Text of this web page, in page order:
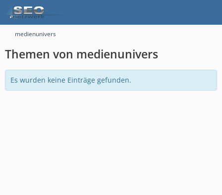
medienunivers
Themen von medienunivers
Es wurden keine Einträge gefunden.